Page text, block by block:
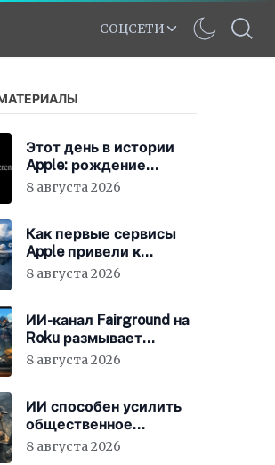
СОЦСЕТИ
Этот день в истории
Apple: рождение
нового слогана «Think
8 августа 2026
Как первые сервисы
Apple привели к
появлению iCloud
8 августа 2026
ИИ-канал Fairground на
Roku размывает
стандарты стриминга
8 августа 2026
ИИ способен усилить
общественное
недовольство во всём
8 августа 2026